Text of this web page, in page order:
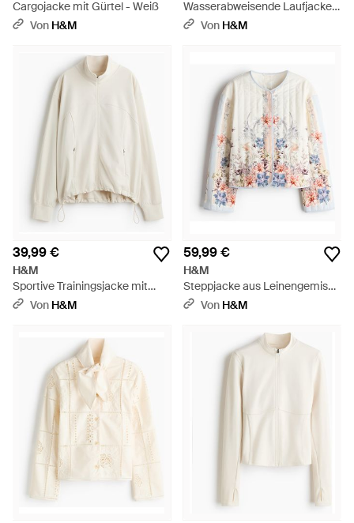
Cargojacke mit Gürtel - Weiß
Von H&M
Wasserabweisende Laufjacke -
WeißVon H&M
39,99 €
H&M
Sportive Trainingsjacke mit
SoftMove - Weiß
Von H&M
59,99 €
H&M
Steppjacke aus Leinengemisch
- Weiß
Von H&M